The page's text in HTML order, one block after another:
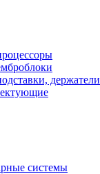
держатели
системы